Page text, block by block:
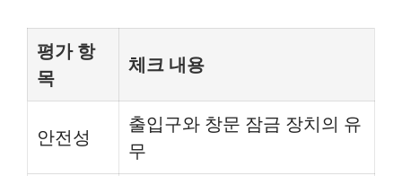
평가 항
목
체크 내용
안전성
출입구와 창문 잠금 장치의 유
무